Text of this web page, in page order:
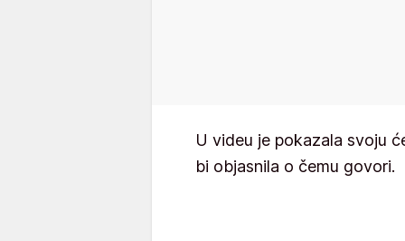
U videu je pokazala svoju
bi objasnila o čemu govori.